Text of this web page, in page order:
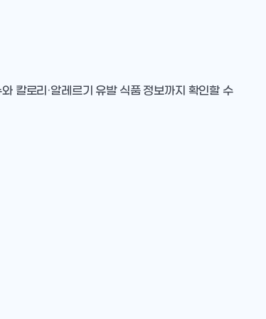
칼로리·알레르기 유발 식품 정보까지 확인할 수